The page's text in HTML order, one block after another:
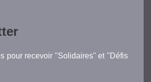
pour recevoir "Solidaires" et "Défis